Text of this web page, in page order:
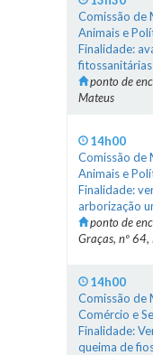
Comissão de
Animais e
Finalidade:
ponto de
Mateus
14h00
Comissão de
Animais e
Finalidade:
arborização
ponto de
Graças, nº
14h00
Comissão de
Comércio e
Finalidade:
queima de